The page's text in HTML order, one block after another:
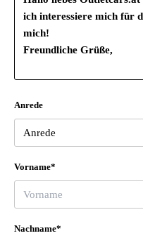
Anrede
Vorname*
Nachname*